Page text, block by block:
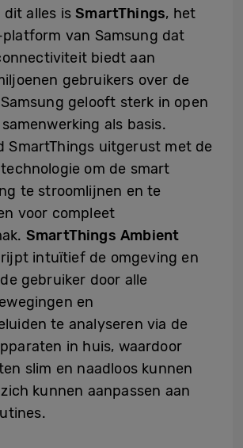
dit alles isSmartThings, het
van Samsung dat
biedt aan
gebruikers over de
gelooft sterk in open
als basis.
SmartThings uitgerust met de
om de smart
te stroomlijnen en te
voor compleet
SmartThings Ambient
intuïtief de omgeving en
gebruiker door alle
en
te analyseren via de
in huis, waardoor
slim en naadloos kunnen
kunnen aanpassen aan